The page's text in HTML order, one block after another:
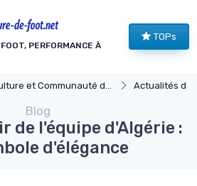
PERFORMANCE À
TOPs
et Communauté du Football Actualités du
Blog
de l'équipe d'Algérie :
d'élégance
cookies